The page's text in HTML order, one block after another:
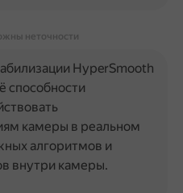
неточности
HyperSmooth
способности
камеры в реальном
алгоритмов и
внутри камеры.